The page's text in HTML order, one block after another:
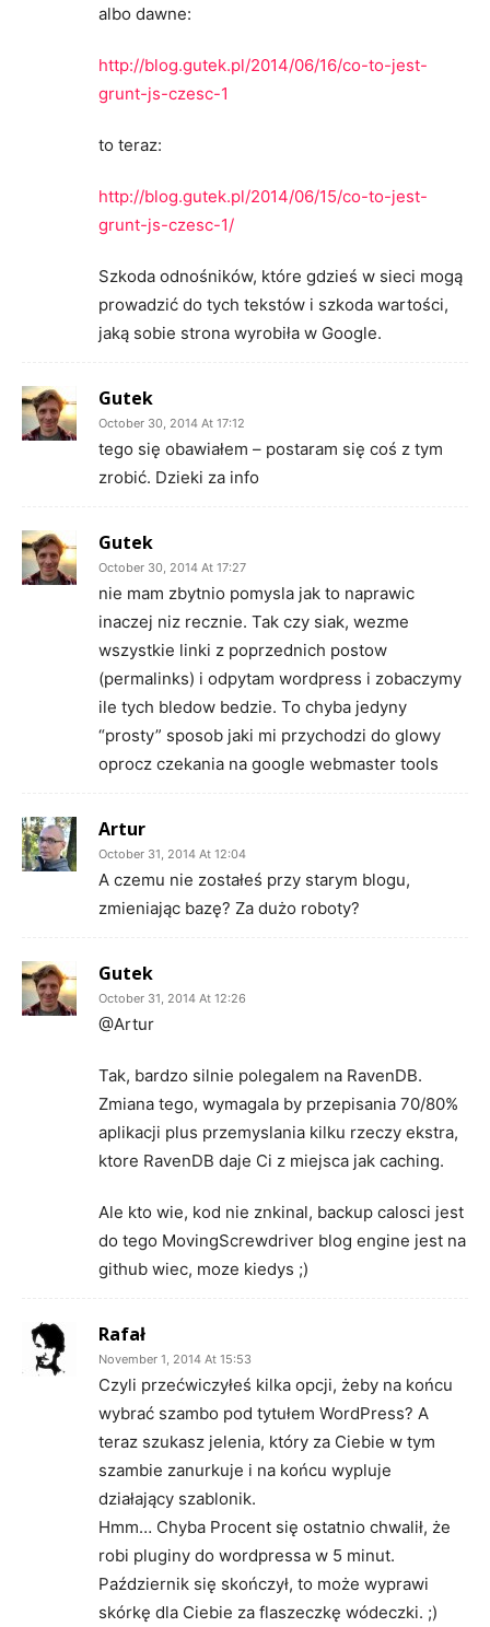
albo dawne:
http://blog.gutek.pl/2014/06/16/co-to-jest-
grunt-js-czesc-1
to teraz:
http://blog.gutek.pl/2014/06/15/co-to-jest-
grunt-js-czesc-1/
Szkoda odnośników, które gdzieś w sieci mogą
prowadzić do tych tekstów i szkoda wartości,
jaką sobie strona wyrobiła w Google.
Gutek
October 30, 2014 At 17:12
tego się obawiałem – postaram się coś z tym
zrobić. Dzieki za info
Gutek
October 30, 2014 At 17:27
nie mam zbytnio pomysla jak to naprawic
inaczej niz recznie. Tak czy siak, wezme
wszystkie linki z poprzednich postow
(permalinks) i odpytam wordpress i zobaczymy
ile tych bledow bedzie. To chyba jedyny
“prosty” sposob jaki mi przychodzi do glowy
oprocz czekania na google webmaster tools
Artur
October 31, 2014 At 12:04
A czemu nie zostałeś przy starym blogu,
zmieniając bazę? Za dużo roboty?
Gutek
October 31, 2014 At 12:26
@Artur
Tak, bardzo silnie polegalem na RavenDB.
Zmiana tego, wymagala by przepisania 70/80%
aplikacji plus przemyslania kilku rzeczy ekstra,
ktore RavenDB daje Ci z miejsca jak caching.
Ale kto wie, kod nie znkinal, backup calosci jest
do tego MovingScrewdriver blog engine jest na
github wiec, moze kiedys ;)
Rafał
November 1, 2014 At 15:53
Czyli przećwiczyłeś kilka opcji, żeby na końcu
wybrać szambo pod tytułem WordPress? A
teraz szukasz jelenia, który za Ciebie w tym
szambie zanurkuje i na końcu wypluje
działający szablonik.
Hmm… Chyba Procent się ostatnio chwalił, że
robi pluginy do wordpressa w 5 minut.
Październik się skończył, to może wyprawi
skórkę dla Ciebie za flaszeczkę wódeczki. ;)